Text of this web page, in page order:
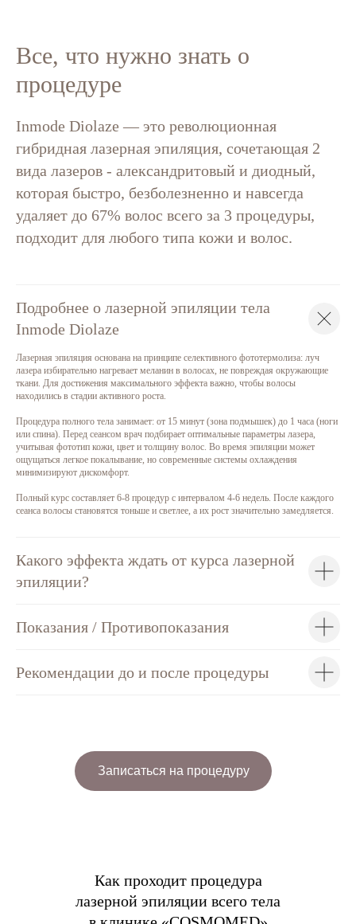
Все, что нужно знать о
процедуре
Inmode Diolaze — это революционная
гибридная лазерная эпиляция, сочетающая 2
вида лазеров - александритовый и диодный,
которая быстро, безболезненно и навсегда
удаляет до 67% волос всего за 3 процедуры,
подходит для любого типа кожи и волос.
Подробнее о лазерной эпиляции тела
Inmode Diolaze
Лазерная эпиляция основана на принципе селективного фототермолиза: луч
лазера избирательно нагревает меланин в волосах, не повреждая окружающие
ткани. Для достижения максимального эффекта важно, чтобы волосы
находились в стадии активного роста.
Процедура полного тела занимает: от 15 минут (зона подмышек) до 1 часа (ноги
или спина). Перед сеансом врач подбирает оптимальные параметры лазера,
учитывая фототип кожи, цвет и толщину волос. Во время эпиляции может
ощущаться легкое покалывание, но современные системы охлаждения
минимизируют дискомфорт.
Полный курс составляет 6-8 процедур с интервалом 4-6 недель. После каждого
сеанса волосы становятся тоньше и светлее, а их рост значительно замедляется.
Какого эффекта ждать от курса лазерной
эпиляции?
Показания / Противопоказания
Рекомендации до и после процедуры
Записаться на процедуру
Как проходит процедура
лазерной эпиляции всего тела